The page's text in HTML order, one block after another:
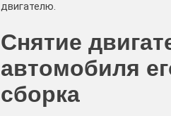
двигателю.
Снятие
автомобиля
сборка